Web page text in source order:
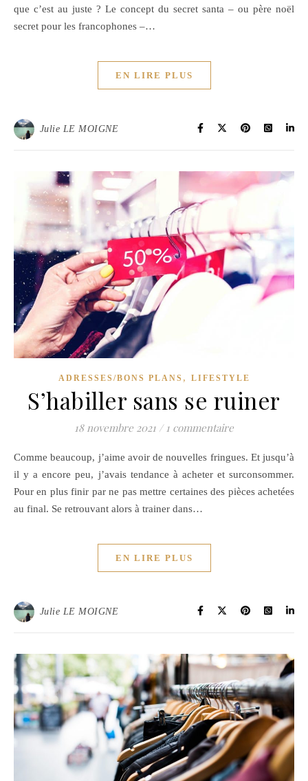
que c’est au juste ? Le concept du secret santa – ou père noël
secret pour les francophones –…
EN LIRE PLUS
Julie LE MOIGNE
ADRESSES/BONS PLANS , LIFESTYLE
S’habiller sans se ruiner
18 novembre 2021 / 1 commentaire
Comme beaucoup, j’aime avoir de nouvelles fringues. Et jusqu’à
il y a encore peu, j’avais tendance à acheter et surconsommer.
Pour en plus finir par ne pas mettre certaines des pièces achetées
au final. Se retrouvant alors à trainer dans…
EN LIRE PLUS
Julie LE MOIGNE